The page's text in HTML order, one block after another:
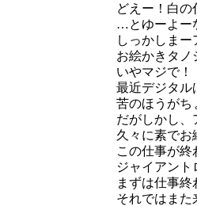
どえー！白
…とゆーよー
しっかしま
お絵かき
いやマジで！
最近デジタル
苦のほうがち
だがしかし、
久々に素でお
この仕事が
ジャイアン
まずは仕事
それではまた